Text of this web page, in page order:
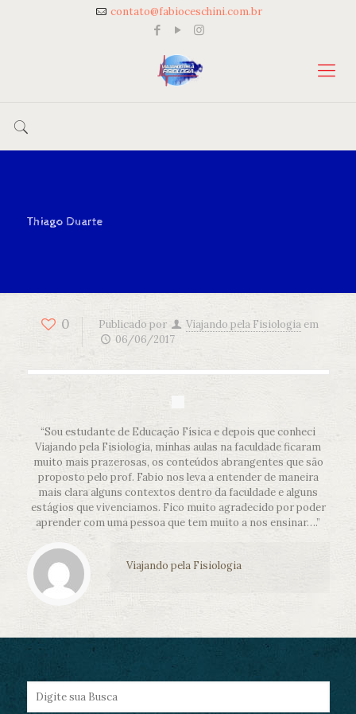
contato@fabioceschini.com.br
Thiago Duarte
0 Publicado por Viajando pela Fisiologia em
06/06/2017
“Sou estudante de Educação Física e depois que conheci
Viajando pela Fisiologia, minhas aulas na faculdade ficaram
muito mais prazerosas, os conteúdos abrangentes que são
proposto pelo prof. Fabio nos leva a entender de maneira
mais clara alguns contextos dentro da faculdade e alguns
estágios que vivenciamos. Fico muito agradecido por poder
aprender com uma pessoa que tem muito a nos ensinar….”
Viajando pela Fisiologia